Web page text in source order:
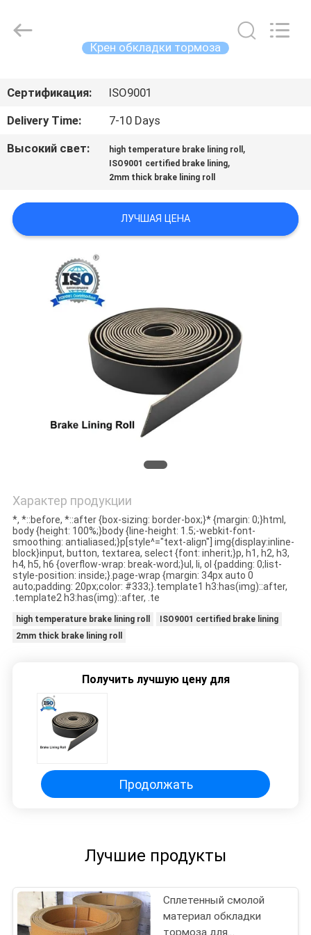
ПРОДУКТЫ
ПУТЕШЕСТВИЕ
ФАБРИКИ
ПРОВЕРКА
КАЧЕСТВА
СВЯЖИТЕСЬ
СПРОСИТЕ
КАРТА
САЙТА
PRIVACY
POLICY
Крен обкладки тормоза
Сертификация:
ISO9001
Delivery Time:
7-10 Days
Высокий свет:
high temperature brake lining roll ,
ISO9001 certified brake lining,
2mm thick brake lining roll
ЛУЧШАЯ ЦЕНА
Характер продукции
*, *::before, *::after {box-sizing: border-box;}* {margin: 0;}html,
body {height: 100%;}body {line-height: 1.5;-webkit-font-
smoothing: antialiased;}p[style^="text-align"] img{display:inline-
block}input, button, textarea, select {font: inherit;}p, h1, h2, h3,
h4, h5, h6 {overflow-wrap: break-word;}ul, li, ol {padding: 0;list-
style-position: inside;}.page-wrap {margin: 34px auto 0
auto;padding: 20px;color: #333;}.template1 h3:has(img)::after,
.template2 h3:has(img)::after, .te
high temperature brake lining roll
ISO9001 certified brake lining
2mm thick brake lining roll
Получить лучшую цену для
Продолжать
Лучшие продукты
Сплетенный смолой
материал обкладки
тормоза для